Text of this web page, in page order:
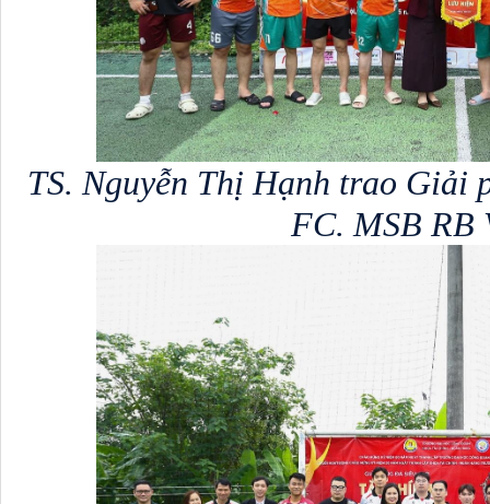
TS. Nguyễn Thị Hạnh trao Giải
FC. MSB RB